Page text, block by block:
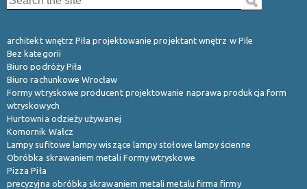
architekt wnętrz Piła projektowanie projektant wnętrz w Pile
Bez kategorii
Biuro podróży Piła
Biuro rachunkowe Wrocław
Formy wtryskowe producent projektowanie naprawa produkcja form
wtryskowych
Hurtownia odzieży używanej
Komornik Wałcz
Lampy sufitowe lampy wiszące lampy stołowe lampy ścienne
Obróbka skrawaniem metali Formy wtryskowe
Pizza Piła
precyzyjna obróbka skrawaniem metali metalu firma firmy